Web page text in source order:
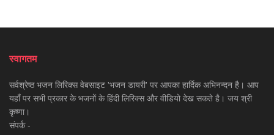
स्वागतम
सर्वश्रेष्ठ भजन लिरिक्स वेबसाइट 'भजन डायरी' पर आपका हार्दिक अभिनन्दन है। आप
यहाँ पर सभी प्रकार के भजनों के हिंदी लिरिक्स और वीडियो देख सकते है। जय श्री
कृष्णा।
संपर्क -